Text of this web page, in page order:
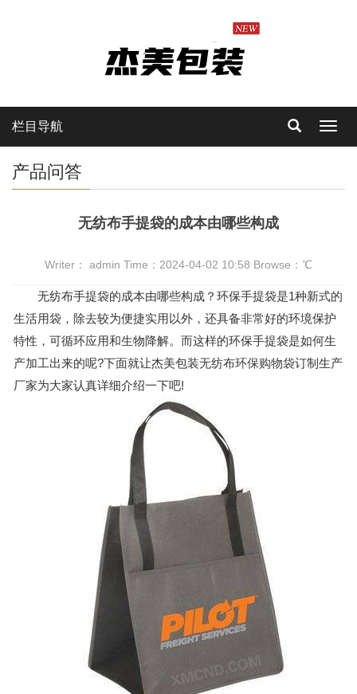
栏目导航
产品问答
无纺布手提袋的成本由哪些构成
Writer： admin Time：2024-04-02 10:58 Browse： ℃
无纺布手提袋的成本由哪些构成？环保手提袋是1种新式的
生活用袋，除去较为便捷实用以外，还具备非常好的环境保护
特性，可循环应用和生物降解。而这样的环保手提袋是如何生
产加工出来的呢?下面就让杰美包装无纺布环保购物袋订制生产
厂家为大家认真详细介绍一下吧!